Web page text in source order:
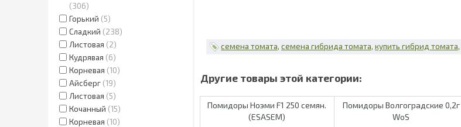
306
Горький
5
Сладкий
238
Листовая
2
Кудрявая
6
Корневая 10
Айсберг 19
Листовая
5
Кочанный 15
Корневая 10
семена томата семена гибрида томата купить гибрид томата
Помидоры Ноэми F1 250 семян.
(ESASEM)
Помидоры Волгоградские 0,2г
WoS